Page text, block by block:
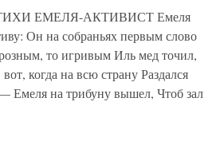
ЕМЕЛЯ-АКТИВИСТ Емеля
Он на собраньях первым слово
то игривым Иль мед точил,
когда на всю страну Раздался
Емеля на трибуну вышел, Чтоб зал